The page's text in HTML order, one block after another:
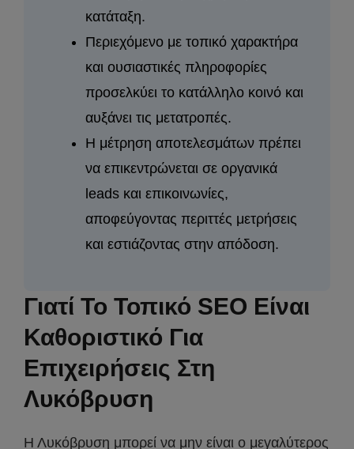
κατάταξη.
Περιεχόμενο με τοπικό χαρακτήρα
και ουσιαστικές πληροφορίες
προσελκύει το κατάλληλο κοινό και
αυξάνει τις μετατροπές.
Η μέτρηση αποτελεσμάτων πρέπει
να επικεντρώνεται σε οργανικά
leads και επικοινωνίες,
αποφεύγοντας περιττές μετρήσεις
και εστιάζοντας στην απόδοση.
Γιατί Το Τοπικό SEO Είναι
Καθοριστικό Για
Επιχειρήσεις Στη
Λυκόβρυση
Η Λυκόβρυση μπορεί να μην είναι ο μεγαλύτερος